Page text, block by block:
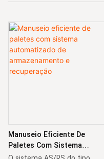
Manuseio Eficiente De
Paletes Com Sistema
Automatizado De